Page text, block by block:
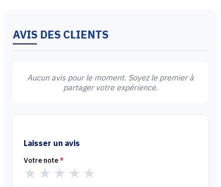
AVIS DES CLIENTS
Aucun avis pour le moment. Soyez le premier à
partager votre expérience.
Laisser un avis
Votre note*
★ ★ ★ ★ ★